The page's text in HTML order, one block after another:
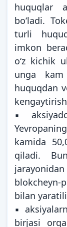
huquqlar
boʻladi.
turli
imkon
oʻz kichik
unga
huquqdan
kamida
qiladi.
jarayonidan
blokcheyn-
bilan
birjasi